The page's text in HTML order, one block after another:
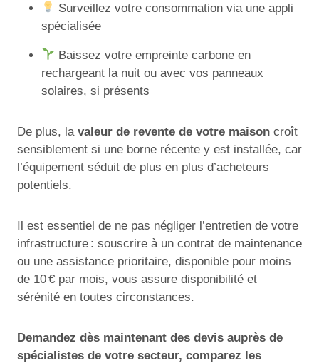
Surveillez votre consommation via une appli
spécialisée
Baissez votre empreinte carbone en
rechargeant la nuit ou avec vos panneaux
solaires, si présents
De plus, la valeur de revente de votre maison croît
sensiblement si une borne récente y est installée, car
l’équipement séduit de plus en plus d’acheteurs
potentiels.
Il est essentiel de ne pas négliger l’entretien de votre
infrastructure : souscrire à un contrat de maintenance
ou une assistance prioritaire, disponible pour moins
de 10 € par mois, vous assure disponibilité et
sérénité en toutes circonstances.
Demandez dès maintenant des devis auprès de
spécialistes de votre secteur, comparez les